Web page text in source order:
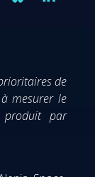
de
mesurer le
produit par